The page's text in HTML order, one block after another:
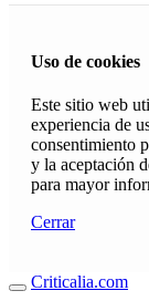
Uso de cookies
Este sitio web
experiencia de
consentimiento
y la aceptación
para mayor
Cerrar
Criticalia.com